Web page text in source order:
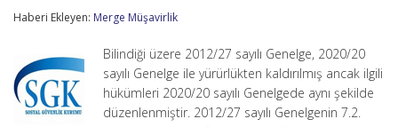
Sayılı
Değişiklik
için
Haberi Ekleyen: Merge Müşavirlik
Bilindiği üzere 2012/27 sayılı Genelge, 2020/20
sayılı Genelge ile yürürlükten kaldırılmış ancak ilgili
hükümleri 2020/20 sayılı Genelgede aynı şekilde
düzenlenmiştir. 2012/27 sayılı Genelgenin 7.2.